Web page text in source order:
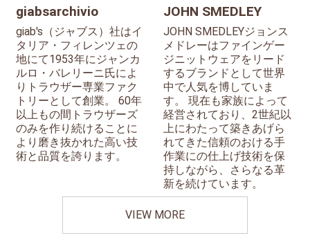
giabsarchivio
giab's（ジャブス）社はイ
タリア・フィレンツェの
地にて1953年にジャンカ
ルロ・バレリーニ氏によ
りトラウザー専業ファク
トリーとして創業。 60年
以上もの間トラウザーズ
のみを作り続けることに
より磨き抜かれた高い技
術と品質を誇ります。
JOHN SMEDLEY
JOHN SMEDLEYジョンス
メドレーはファインゲー
ジニットウェアをリード
するブランドとして世界
中で人気を博していま
す。 現在も家族によって
経営されており、2世紀以
上にわたって築きあげら
れてきた信頼のおける手
作業にの仕上げ技術を保
持しながら、さらなる革
新を続けています。
VIEW MORE